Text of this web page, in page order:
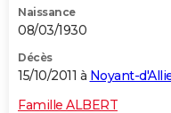
Naissance
08/03/1930
Décès
15/10/2011 à Noyant-
Famille ALBERT